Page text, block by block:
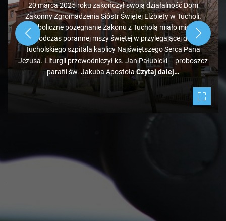
20 marca 2025 roku zakończył swoją działalność Dom
Zakonny Zgromadzenia Sióstr Świętej Elżbiety w Tucholi.
Symboliczne pożegnanie Zakonu z Tucholą miało miejsce
podczas porannej mszy świętej w przylegającej do
tucholskiego szpitala kaplicy Najświętszego Serca Pana
Jezusa. Liturgii przewodniczył ks. Jan Pałubicki – proboszcz
parafii św. Jakuba ApostołaCzytaj dalej…